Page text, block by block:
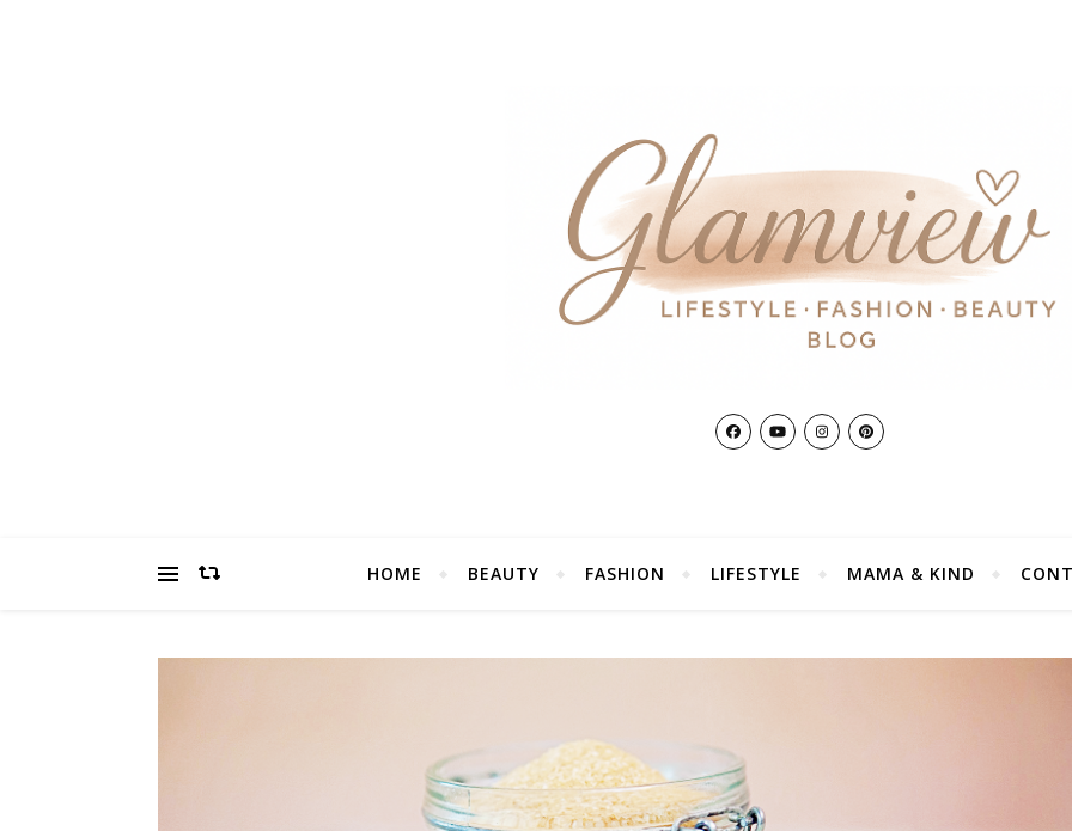
HOME BEAUTY FASHION LIFESTYLE MAMA & KIND